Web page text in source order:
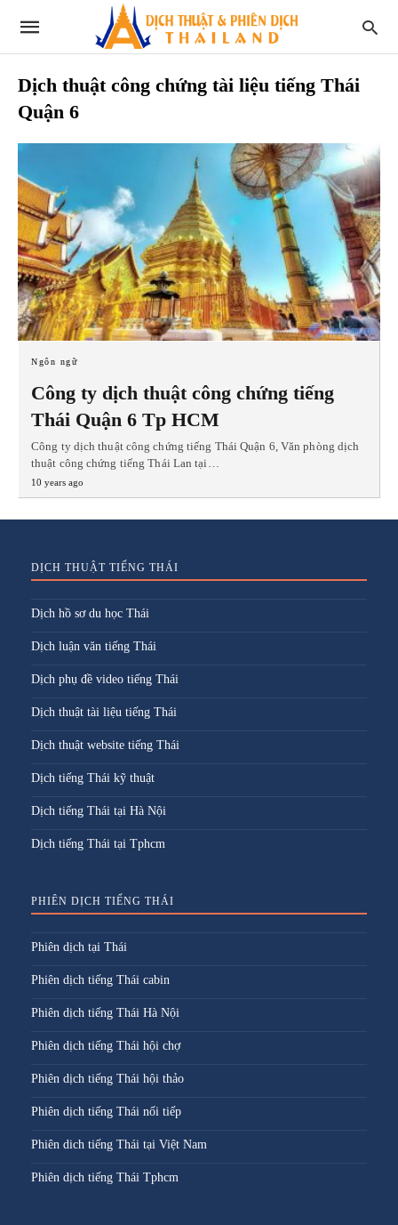
Dịch thuật công chứng tài liệu tiếng Thái
Quận 6
Ngôn ngữ
Công ty dịch thuật công chứng tiếng
Thái Quận 6 Tp HCM
Công ty dịch thuật công chứng tiếng Thái Quận 6, Văn phòng dịch
thuật công chứng tiếng Thái Lan tại…
10 years ago
DỊCH THUẬT TIẾNG THÁI
Dịch hồ sơ du học Thái
Dịch luận văn tiếng Thái
Dịch phụ đề video tiếng Thái
Dịch thuật tài liệu tiếng Thái
Dịch thuật website tiếng Thái
Dịch tiếng Thái kỹ thuật
Dịch tiếng Thái tại Hà Nội
Dịch tiếng Thái tại Tphcm
PHIÊN DỊCH TIẾNG THÁI
Phiên dịch tại Thái
Phiên dịch tiếng Thái cabin
Phiên dịch tiếng Thái Hà Nội
Phiên dịch tiếng Thái hội chợ
Phiên dịch tiếng Thái hội thảo
Phiên dịch tiếng Thái nối tiếp
Phiên dich tiếng Thái tại Việt Nam
Phiên dịch tiếng Thái Tphcm